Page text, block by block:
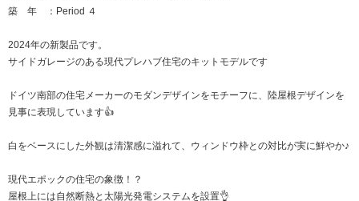
築 年 ：Period ４
2024年の新製品です。
サイドガレージのある現代プレハブ住宅のキットモデルです
ドイツ南部の住宅メーカーのモダンデザインをモチーフに、陸屋根デザインを
見事に表現しています👍
白をベースにした外観は清潔感に溢れて、ウィンドウ枠との対比が実に鮮やか♪
現代エポックの住宅の象徴！？
屋根上には自然断熱と太陽光発電システムを設置👌